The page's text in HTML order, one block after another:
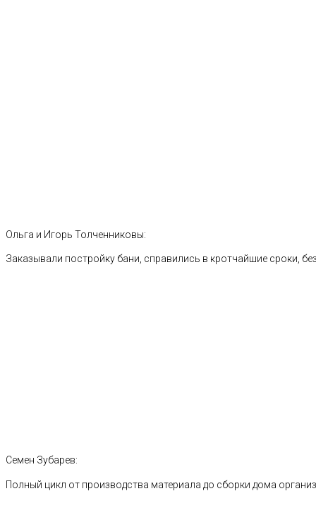
Ольга и Игорь Толченниковы:
Заказывали постройку бани, справились в кротчайшие сроки,
Семен Зубарев:
Полный цикл от производства материала до сборки дома